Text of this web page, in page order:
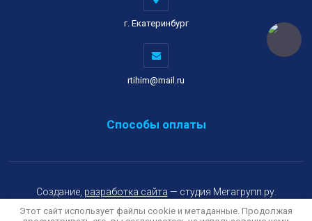
г. Екатеринбург
rtihim@mail.ru
Способы оплаты
Создание, разработка сайта — студия Мегагрупп.ру.
Этот сайт использует файлы cookie и метаданные. Продолжая